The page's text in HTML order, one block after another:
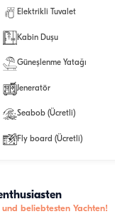
Elektrikli Tuvalet
Kabin Duşu
Güneşlenme Yatağı
Jeneratör
Seabob (Ücretli)
Fly board (Ücretli)
beliebtesten Yachten!